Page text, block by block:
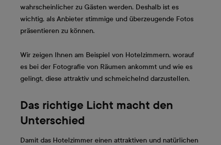
wahrscheinlicher zu Gästen werden. Deshalb ist es
wichtig, als Anbieter stimmige und überzeugende Fotos
präsentieren zu können.
Wir zeigen Ihnen am Beispiel von Hotelzimmern, worauf
es bei der Fotografie von Räumen ankommt und wie es
gelingt, diese attraktiv und schmeichelnd darzustellen.
Das richtige Licht macht den
Unterschied
Damit das Hotelzimmer einen attraktiven und natürlichen